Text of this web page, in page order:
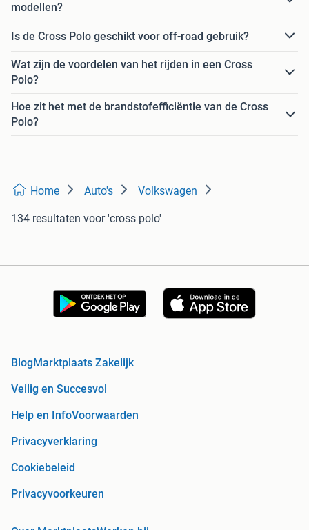
modellen?
Is de Cross Polo geschikt voor off-road gebruik?
Wat zijn de voordelen van het rijden in een Cross
Polo?
Hoe zit het met de brandstofefficiëntie van de Cross
Polo?
Home Auto's Volkswagen
134 resultaten voor 'cross polo'
Blog Marktplaats Zakelijk
Veilig en Succesvol
Help en InfoVoorwaarden
Privacyverklaring
Cookiebeleid
Privacyvoorkeuren